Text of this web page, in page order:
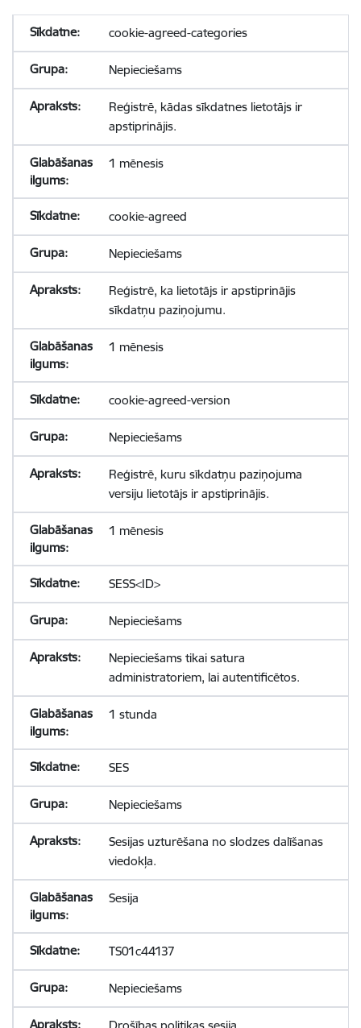
cookie-agreed-categories
Nepieciešams
Reģistrē, kādas sīkdatnes lietotājs ir
apstiprinājis.
1 mēnesis
cookie-agreed
Nepieciešams
Reģistrē, ka lietotājs ir apstiprinājis
sīkdatņu paziņojumu.
1 mēnesis
cookie-agreed-version
Nepieciešams
Reģistrē, kuru sīkdatņu paziņojuma
versiju lietotājs ir apstiprinājis.
1 mēnesis
SESS<ID>
Nepieciešams
Nepieciešams tikai satura
administratoriem, lai autentificētos.
1 stunda
SES
Nepieciešams
Sesijas uzturēšana no slodzes dalīšanas
viedokļa.
Sesija
TS01c44137
Nepieciešams